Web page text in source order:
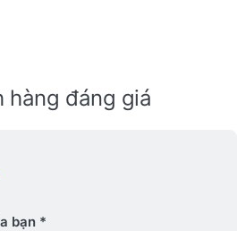
hàng đáng giá
giá: 4 trên 5
3 trên 5 sao.
2 trên 5 sao.
trên 5 sao. Xấu
bạn